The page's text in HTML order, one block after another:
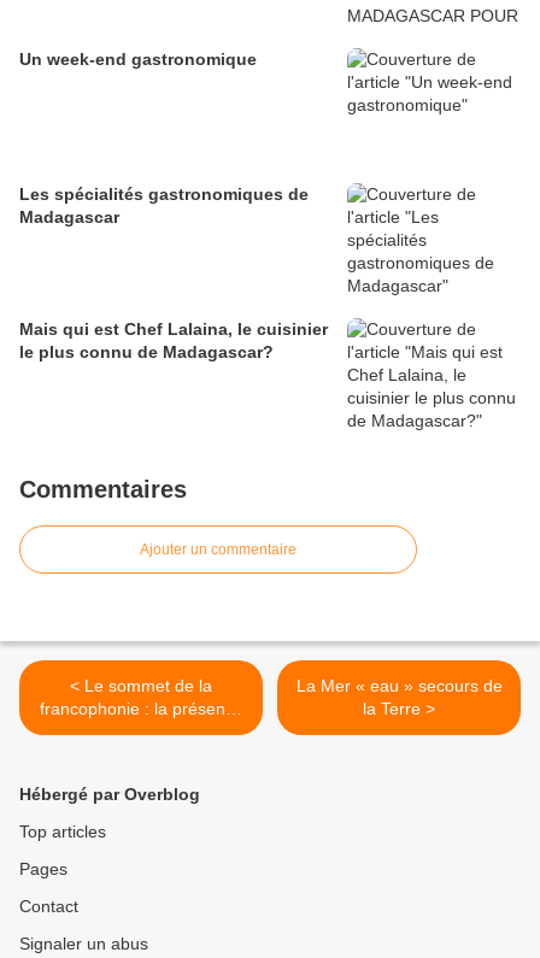
Un week-end gastronomique
Les spécialités gastronomiques de
Madagascar
Mais qui est Chef Lalaina, le cuisinier
le plus connu de Madagascar?
Commentaires
Ajouter un commentaire
< Le sommet de la
francophonie : la présence
de François Hollande est
La Mer « eau » secours de
la Terre >
Hébergé par Overblog
Top articles
Pages
Contact
Signaler un abus